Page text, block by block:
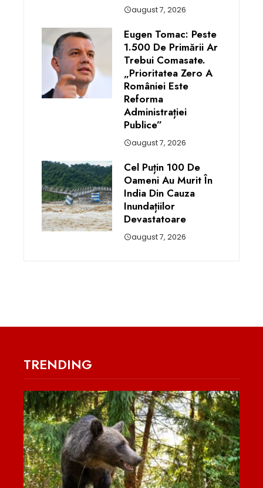
august 7, 2026
Eugen Tomac: Peste
1.500 De Primării Ar
Trebui Comasate.
„Prioritatea Zero A
României Este
Reforma
Administrației
Publice”
august 7, 2026
Cel Puțin 100 De
Oameni Au Murit În
India Din Cauza
Inundațiilor
Devastatoare
august 7, 2026
TRENDING